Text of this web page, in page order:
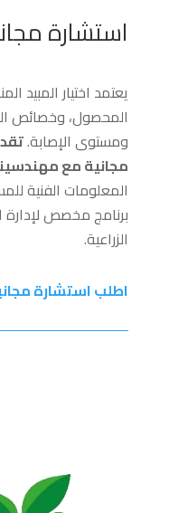
استشارة
يعتمد اختيار
المحصول، وخصائص
ومستوى الإصابة.
مجانية مع مهندسينا
المعلومات الفنية
برنامج مخصص
الزراعية.
اطلب استشارة